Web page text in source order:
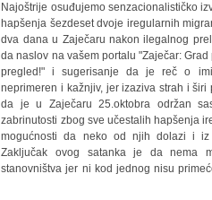
" Najoštrije osuđujemo senzacionalističko
hapšenja šezdeset dvoje iregularnih
dva dana u Zaječaru nakon ilegalnog
da naslov na vašem portalu "Zaječar:
pregled!" i sugerisanje da je reč o
neprimeren i kažnjiv, jer izaziva strah i
da je u Zaječaru 25.oktobra održan
zabrinutosti zbog sve učestalih hapšenja
mogućnosti da neko od njih dolazi i
Zaključak ovog satanka je da nema
stanovništva jer ni kod jednog nisu